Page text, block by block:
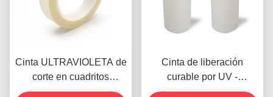
Cinta ULTRAVIOLETA de
corte en cuadritos
ULTRAVIOLETA de la
Cinta de liberación
curable por UV -
UV391PY